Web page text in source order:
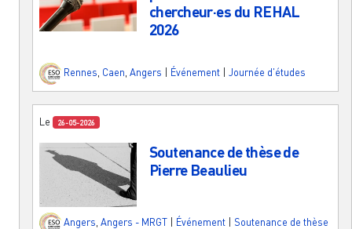
chercheur·es du REHAL
2026
Rennes Caen Angers Événement Journée d'études
Le 26-05-2026
Soutenance de thèse de
Pierre Beaulieu
Angers Angers - MRGT Événement Soutenance de thèse